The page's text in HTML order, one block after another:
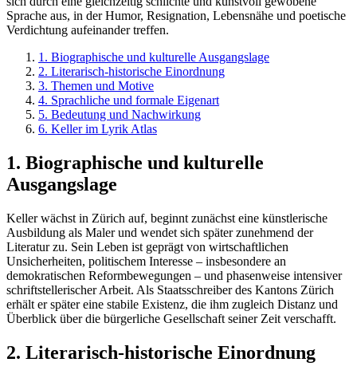
Sprache aus, in der Humor, Resignation, Lebensnähe und poetische
Verdichtung aufeinander treffen.
1. Biographische und kulturelle Ausgangslage
2. Literarisch-historische Einordnung
3. Themen und Motive
4. Sprachliche und formale Eigenart
5. Bedeutung und Nachwirkung
6. Keller im Lyrik Atlas
1. Biographische und kulturelle
Ausgangslage
Keller wächst in Zürich auf, beginnt zunächst eine künstlerische
Ausbildung als Maler und wendet sich später zunehmend der
Literatur zu. Sein Leben ist geprägt von wirtschaftlichen
Unsicherheiten, politischem Interesse – insbesondere an
demokratischen Reformbewegungen – und phasenweise intensiver
schriftstellerischer Arbeit. Als Staatsschreiber des Kantons Zürich
erhält er später eine stabile Existenz, die ihm zugleich Distanz und
Überblick über die bürgerliche Gesellschaft seiner Zeit verschafft.
2. Literarisch-historische Einordnung